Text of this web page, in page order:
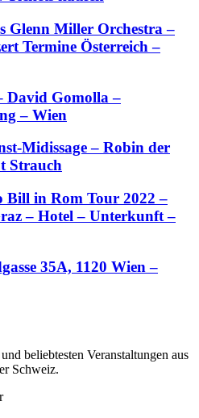
Glenn Miller Orchestra –
Termine Österreich –
David Gomolla –
– Wien
Midissage – Robin der
Strauch
Bill in Rom Tour 2022 –
– Hotel – Unterkunft –
35A, 1120 Wien –
beliebtesten Veranstaltungen aus
Schweiz.